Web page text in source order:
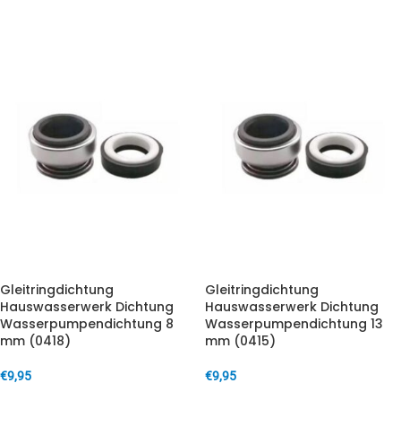
Gleitringdichtung
Hauswasserwerk Dichtung
Wasserpumpendichtung 8
mm (0418)
€9,95
Gleitringdichtung
Hauswasserwerk Dichtung
Wasserpumpendichtung 13
mm (0415)
€9,95